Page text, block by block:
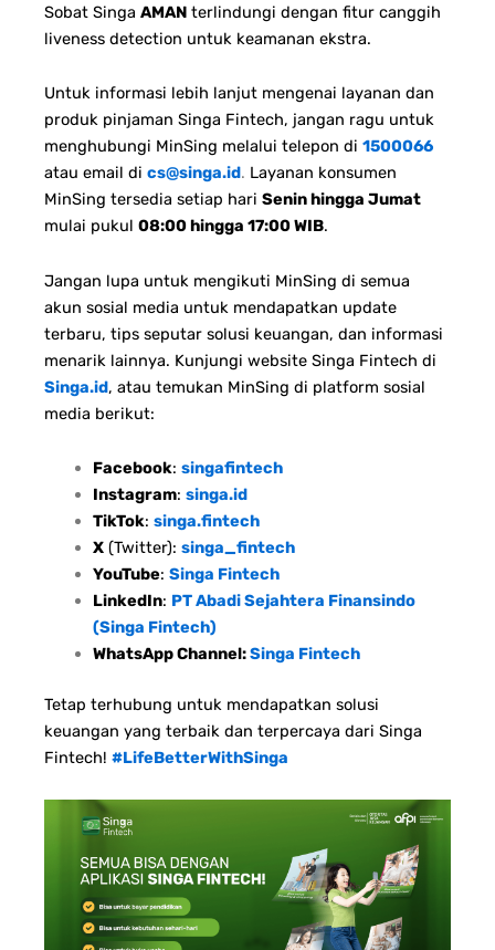
Sobat Singa AMAN terlindungi dengan fitur canggih
liveness detection untuk keamanan ekstra.
Untuk informasi lebih lanjut mengenai layanan dan
produk pinjaman Singa Fintech, jangan ragu untuk
menghubungi MinSing melalui telepon di 1500066
atau email di cs@singa.id. Layanan konsumen
MinSing tersedia setiap hari Senin hingga Jumat
mulai pukul 08:00 hingga 17:00 WIB.
Jangan lupa untuk mengikuti MinSing di semua
akun sosial media untuk mendapatkan update
terbaru, tips seputar solusi keuangan, dan informasi
menarik lainnya. Kunjungi website Singa Fintech di
Singa.id, atau temukan MinSing di platform sosial
media berikut:
Facebook: singafintech
Instagram: singa.id
TikTok: singa.fintech
X(Twitter): singa_fintech
YouTube: Singa Fintech
LinkedIn: PT Abadi Sejahtera Finansindo
(Singa Fintech)
WhatsApp Channel:Singa Fintech
Tetap terhubung untuk mendapatkan solusi
keuangan yang terbaik dan terpercaya dari Singa
Fintech! #LifeBetterWithSinga